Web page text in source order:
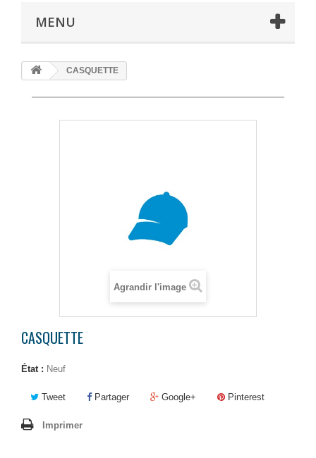
MENU
CASQUETTE
Agrandir l'image
CASQUETTE
État : Neuf
Tweet Partager Google+ Pinterest
Imprimer